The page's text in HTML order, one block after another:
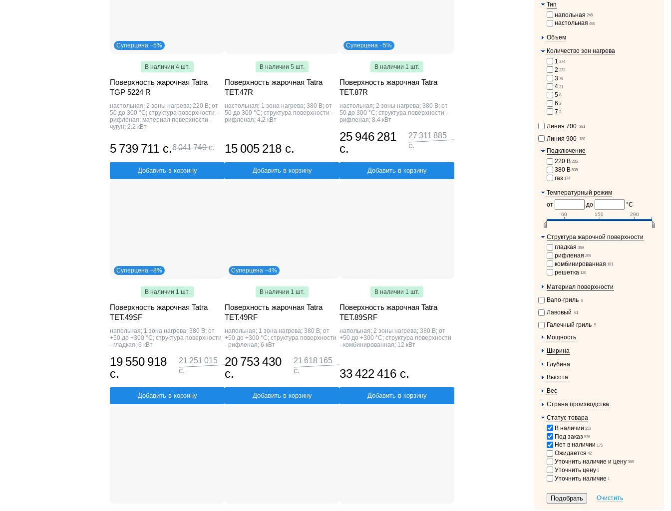
Суперцена −5%
В наличии 4 шт.
Поверхность жарочная Tatra
TGP 5224 R
настольная; 2 зоны нагрева; 220 В; от
50 до 300 °С; структура поверхности -
рифленая; материал поверхности -
чугун; 2.2 кВт
5 739 711 с.6 041 740 с.
Добавить в корзину
В наличии 5 шт.
Поверхность жарочная Tatra
TET.47R
настольная; 1 зона нагрева; 380 В; от
50 до 300 °С; структура поверхности -
рифленая; 4.2 кВт
15 005 218 с.
Добавить в корзину
Суперцена −5%
В наличии 1 шт.
Поверхность жарочная Tatra
TET.87R
настольная; 2 зоны нагрева; 380 В; от
50 до 300 °С; структура поверхности -
рифленая; 8.4 кВт
25 946 281
с.
27 311 885
с.
Добавить в корзину
Суперцена −8%
В наличии 1 шт.
Поверхность жарочная Tatra
TET.49SF
напольная; 1 зона нагрева; 380 В; от
+50 до +300 °С; структура поверхности
- гладкая; 6 кВт
19 550 918
с.
21 251 015
с.
Добавить в корзину
Суперцена −4%
В наличии 1 шт.
Поверхность жарочная Tatra
TET.49RF
напольная; 1 зона нагрева; 380 В; от
+50 до +300 °С; структура поверхности
- рифленая; 6 кВт
20 753 430
с.
21 618 165
с.
Добавить в корзину
В наличии 1 шт.
Поверхность жарочная Tatra
TET.89SRF
напольная; 2 зоны нагрева; 380 В; от
+50 до +300 °С; структура поверхности
- комбинированная; 12 кВт
33 422 416 с.
Добавить в корзину
Тип
напольная 246
настольная 460
Объем
Количество зон нагрева
1 374
2 372
3 78
4 31
5 8
6 3
7 3
Линия 700 381
Линия 900 180
Подключение
220 В 235
380 В 508
газ 174
Температурный режим
от
до °С
60 150 290
Структура жарочной поверхности
гладкая 359
рифленая 206
комбинированная 181
решетка 120
Материал поверхности
Вапо-гриль 8
Лавовый 61
Галечный гриль 5
Мощность
Ширина
Глубина
Высота
Вес
Страна производства
Статус товара
В наличии 253
Под заказ 576
Нет в наличии 175
Ожидается 42
Уточнить наличие и цену 368
Уточнить цену 2
Уточнить наличие 1
Очистить